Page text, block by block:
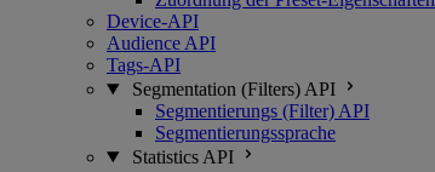
Device-API
Audience API
Tags-API
Segmentation (Filters) API
Segmentierungs (Filter) API
Segmentierungssprache
Statistics API